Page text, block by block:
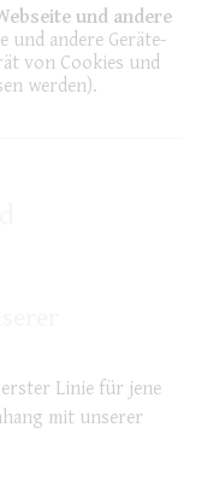
und andere
und andere Geräte-
von Cookies und
werden).
Linie für jene
mit unserer